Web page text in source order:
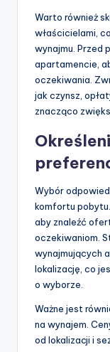
Warto również
właścicielami,
wynajmu. Przed
apartamencie,
oczekiwania.
jak czynsz,
znacząco
Wybór
komfortu
aby znaleźć
oczekiwaniom.
wynajmujących
lokalizację, co
o wyborze.
Ważne jest
na wynajem.
od lokalizacji i